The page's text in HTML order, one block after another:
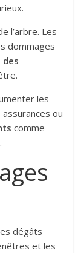
l’arbre. Les
dommages
des
les
ou
comme
dégâts
et les